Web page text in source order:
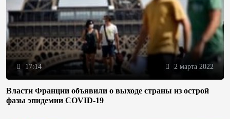
17:14 2 марта 2022
Власти Франции объявили о выходе страны из острой
фазы эпидемии COVID-19